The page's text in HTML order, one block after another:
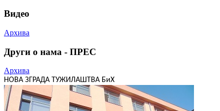
Видео
Архива
Други о нама - ПРЕС
Архива
НОВА ЗГРАДА ТУЖИЛАШТВА БиХ